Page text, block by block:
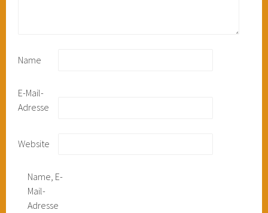
Name
E-Mail-
Adresse
Website
Name, E-
Mail-
Adresse